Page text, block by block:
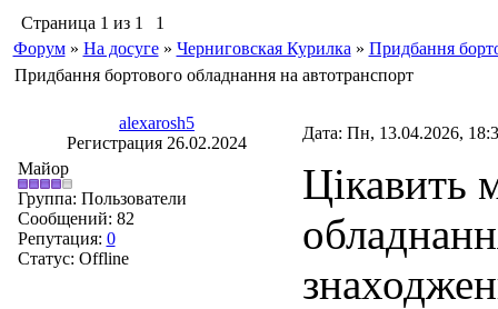
Страница 1 из 1
1
Форум » На досуге » Черниговская Курилка » Придбання
Придбання бортового обладнання на автотранспорт
alexarosh5
Регистрация 26.02.2024
Дата: Пн, 13.04.2026,
Майор
Группа: Пользователи
Сообщений: 82
Репутация: 0
Статус: Offline
Цікавить